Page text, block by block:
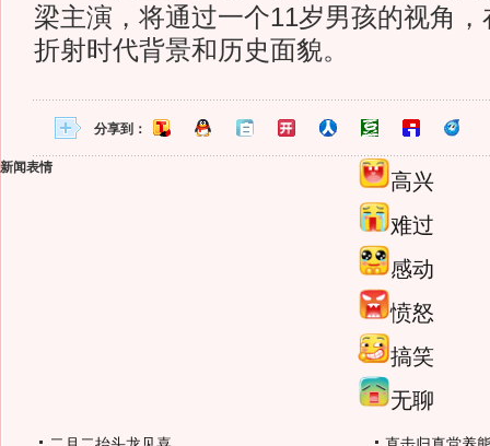
梁主演，将通过一个11岁男孩的视角
折射时代背景和历史面貌。
分享到：
新闻表情
高兴
难过
感动
愤怒
搞笑
无聊